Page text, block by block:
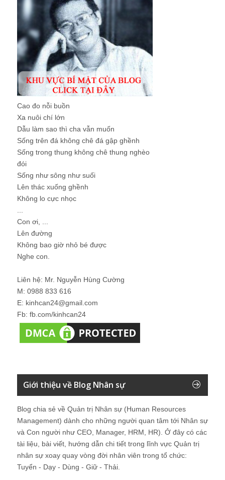
Cao đo nỗi buồn
Xa nuôi chí lớn
Dẫu làm sao thì cha vẫn muốn
Sống trên đá không chê đá gập ghềnh
Sống trong thung không chê thung nghèo
đói
Sống như sông như suối
Lên thác xuống ghềnh
Không lo cực nhọc
Con ơi, ...
Lên đường
Không bao giờ nhỏ bé được
Nghe con.
Liên hệ: Mr. Nguyễn Hùng Cường
M: 0988 833 616
E: kinhcan24@gmail.com
Fb: fb.com/kinhcan24
Giới thiệu về Blog Nhân sự
Blog chia sẻ về Quản trị Nhân sự (Human Resources
Management) dành cho những người quan tâm tới Nhân sự
và Con người như CEO, Manager, HRM, HR). Ở đây có các
tài liệu, bài viết, hướng dẫn chi tiết trong lĩnh vực Quản trị
nhân sự xoay quay vòng đời nhân viên trong tổ chức:
Tuyển - Dạy - Dùng - Giữ - Thải.